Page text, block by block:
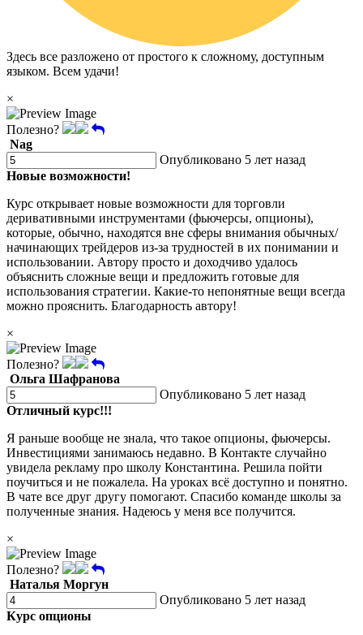
Здесь все разложено от простого к сложному, доступным
языком. Всем удачи!
×
Полезно?
Nag
Опубликовано 5 лет назад
Новые возможности!
Курс открывает новые возможности для торговли
деривативными инструментами (фьючерсы, опционы),
которые, обычно, находятся вне сферы внимания обычных/
начинающих трейдеров из-за трудностей в их понимании и
использовании. Автору просто и доходчиво удалось
объяснить сложные вещи и предложить готовые для
использования стратегии. Какие-то непонятные вещи всегда
можно прояснить. Благодарность автору!
×
Полезно?
Ольга Шафранова
Опубликовано 5 лет назад
Отличный курс!!!
Я раньше вообще не знала, что такое опционы, фьючерсы.
Инвестициями занимаюсь недавно. В Контакте случайно
увидела рекламу про школу Константина. Решила пойти
поучиться и не пожалела. На уроках всё доступно и понятно.
В чате все друг другу помогают. Спасибо команде школы за
полученные знания. Надеюсь у меня все получится.
×
Полезно?
Наталья Моргун
Опубликовано 5 лет назад
Курс опционы